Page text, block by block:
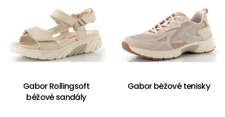
Gabor Rollingsoft
béžové sandály
Gabor béžové tenisky